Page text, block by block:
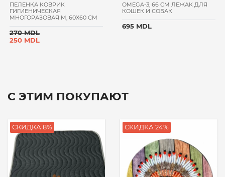
ПЕЛЕНКА КОВРИК
ГИГИЕНИЧЕСКАЯ
МНОГОРАЗОВАЯ M, 60Х60 СМ
270 MDL
250 MDL
OMEGA-3, 66 CM ЛЕЖАК ДЛЯ
КОШЕК И СОБАК
695 MDL
С ЭТИМ ПОКУПАЮТ
СКИДКА 8% СКИДКА 24%